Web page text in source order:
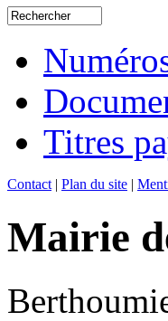
Titres
Contact | Plan du site |
Mairie